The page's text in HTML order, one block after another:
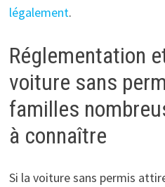
légalement.
Réglementation
voiture sans
familles
à connaître
Si la voiture sans permis